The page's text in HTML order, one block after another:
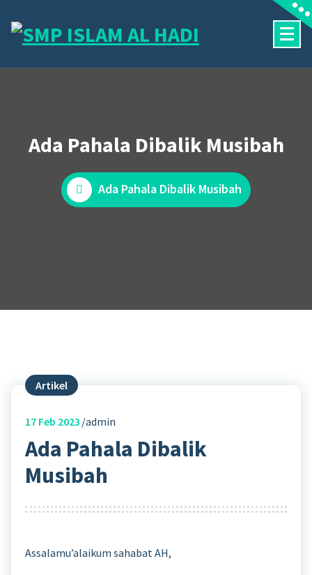
content
Ada Pahala Dibalik Musibah
Ada Pahala Dibalik Musibah
Artikel
17 Feb 2023 admin
Ada Pahala Dibalik
Musibah
Assalamu’alaikum sahabat AH,